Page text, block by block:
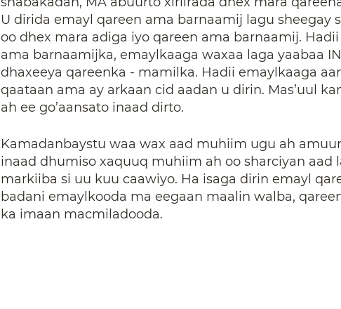
U dirida emayl qareen ama barnaamij lagu sheegay
oo dhex mara adiga iyo qareen ama barnaamij.
ama barnaamijka, emaylkaaga waxaa laga yaabaa
dhaxeeya qareenka - mamilka. Hadii emaylkaaga
qaataan ama ay arkaan cid aadan u dirin. Mas’uul
ah ee go’aansato inaad dirto.
Kamadanbaystu waa wax aad muhiim ugu ah
inaad dhumiso xaquuq muhiim ah oo sharciyan aad
markiiba si uu kuu caawiyo. Ha isaga dirin emayl
badani emaylkooda ma eegaan maalin walba,
ka imaan macmiladooda.